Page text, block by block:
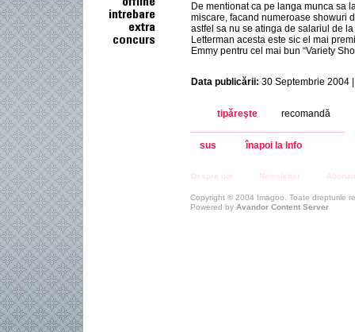
De mentionat ca pe langa munca sa
miscare, facand numeroase showuri
astfel sa nu se atinga de salariul de
Letterman acesta este sic el mai
Emmy pentru cel mai bun “Variety
Data publicării: 30 Septembrie 2004
tipăreşte recomandă
sus înapoi la Info
Despre noi Newsletter
Copyright © 2004 Imagoo. Toate drepturile
Powered by Avandor Content Server